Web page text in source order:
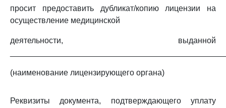
просит предоставить дубликат/копию лицензии на
осуществление медицинской
деятельности, выданной
(наименование лицензирующего органа)
Реквизиты документа, подтверждающего уплату